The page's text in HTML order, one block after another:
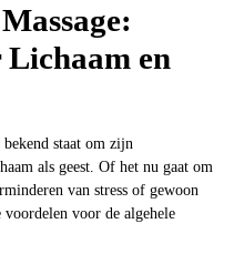
en
staat om zijn
als geest. Of het nu gaat om
van stress of gewoon
voordelen voor de algehele